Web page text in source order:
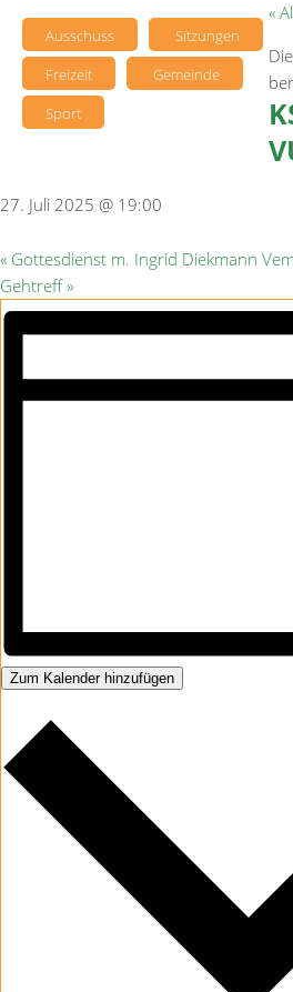
Ausschuss
Sitzungen
Freizeit
Gemeinde
Sport
«
27. Juli 2025 @ 19:00
« Gottesdienst m. Ingrid Diekmann
Gehtreff»
Zum Kalender hinzufügen